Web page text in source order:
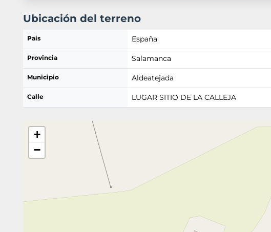
Ubicación del terreno
Pais España
Provincia Salamanca
Municipio Aldeatejada
Calle LUGAR SITIO DE LA CALLEJA
+
−